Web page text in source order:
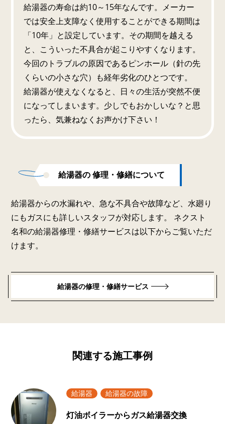
給湯器の寿命は約10～15年なんです。メーカー
では安全上支障なく使用することができる期間は
「10年」と設定しています。その期間を越える
と、こういった不具合が起こりやすくなります。
今回のトラブルの原因であるピンホール（針の先
くらいの小さな穴）も経年劣化のひとつです。
給湯器が使えなくなると、日々の生活が突然不便
になってしまいます。少しでもおかしいな？と思
ったら、気兼ねなくお声かけ下さい！
給湯器の 修理・修繕について
給湯器からの水漏れや、急な不具合や故障など、水廻り
にもガスにも詳しいスタッフが対応します。 ネクスト
名和の給湯器修理・修繕サービスは以下からご覧いただ
けます。
給湯器の修理・修繕サービス
関連する施工事例
給湯器 給湯器の故障
灯油ボイラーからガス給湯器交換